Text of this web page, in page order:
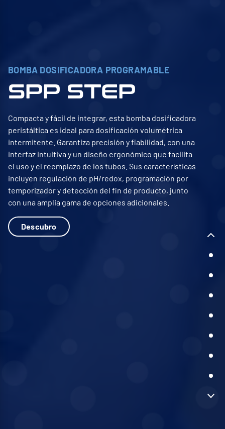
BOMBA DOSIFICADORA PROGRAMABLE
SPP STEP
Compacta y fácil de integrar, esta bomba dosificadora
peristáltica es ideal para dosificación volumétrica
intermitente. Garantiza precisión y fiabilidad, con una
interfaz intuitiva y un diseño ergonómico que facilita
el uso y el reemplazo de los tubos. Sus características
incluyen regulación de pH/redox, programación por
temporizador y detección del fin de producto, junto
con una amplia gama de opciones adicionales.
Descubro